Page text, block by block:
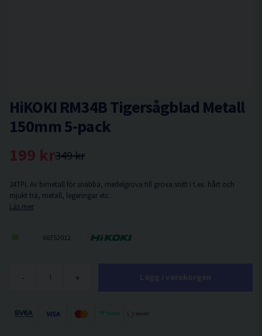
HiKOKI RM34B Tigersågblad Metall
150mm 5-pack
349 kr
199 kr
24TPI. Av bimetall för snabba, medelgrova till grova snitt i t.ex. hårt och
mjukt trä, metall, legeringar etc.
Läs mer
66752012
- +